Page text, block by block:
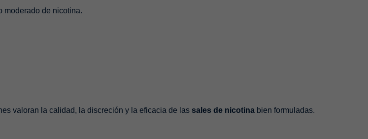
moderado de nicotina.
valoran la calidad, la discreción y la eficacia de las sales de nicotina bien formuladas.